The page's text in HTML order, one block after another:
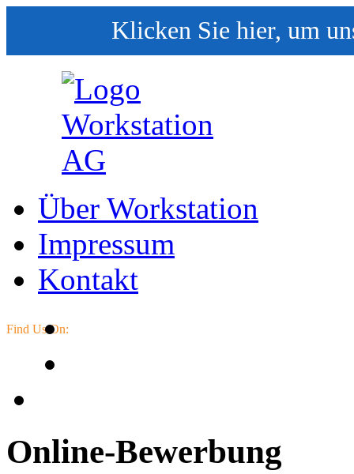
Klicken Sie hier, um
Über Workstation
Impressum
Kontakt
Find Us On:
Online-Bewerbung